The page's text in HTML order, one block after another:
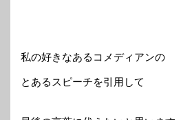
私の好きなあるコメディアンの
とあるスピーチを引用して